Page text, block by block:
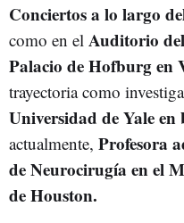
Conciertos a lo largo
como en el Auditorio
Palacio de Hofburg en
trayectoria como
Universidad de Yale
actualmente, Profesora
de Neurocirugía en el
de Houston.